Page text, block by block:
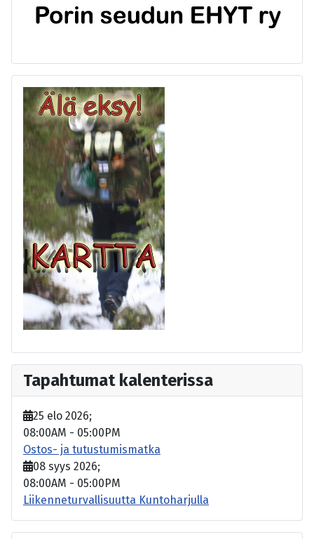
Tapahtumat kalenterissa
25 elo 2026;
08:00AM - 05:00PM
Ostos- ja tutustumismatka
08 syys 2026;
08:00AM - 05:00PM
Liikenneturvallisuutta Kuntoharjulla